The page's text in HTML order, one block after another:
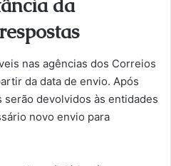
da
nas agências dos Correios
da data de envio. Após
devolvidos às entidades
novo envio para